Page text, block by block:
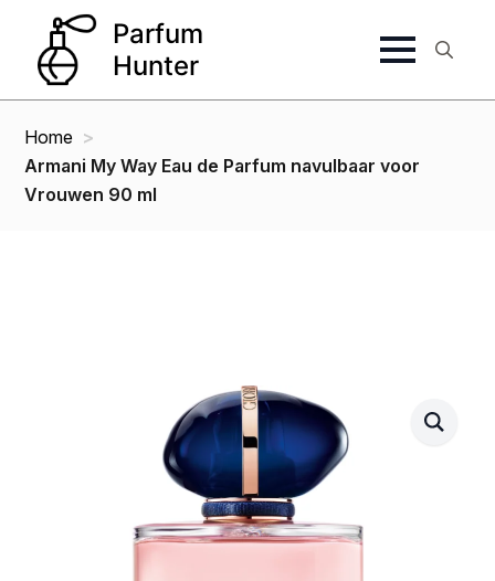
Home
Armani My Way Eau de Parfum navulbaar voor
Vrouwen 90 ml